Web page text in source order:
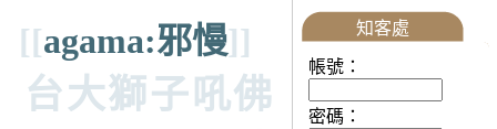
[[agama:邪慢]]
台大獅子吼佛
知客處
帳號：
密碼：